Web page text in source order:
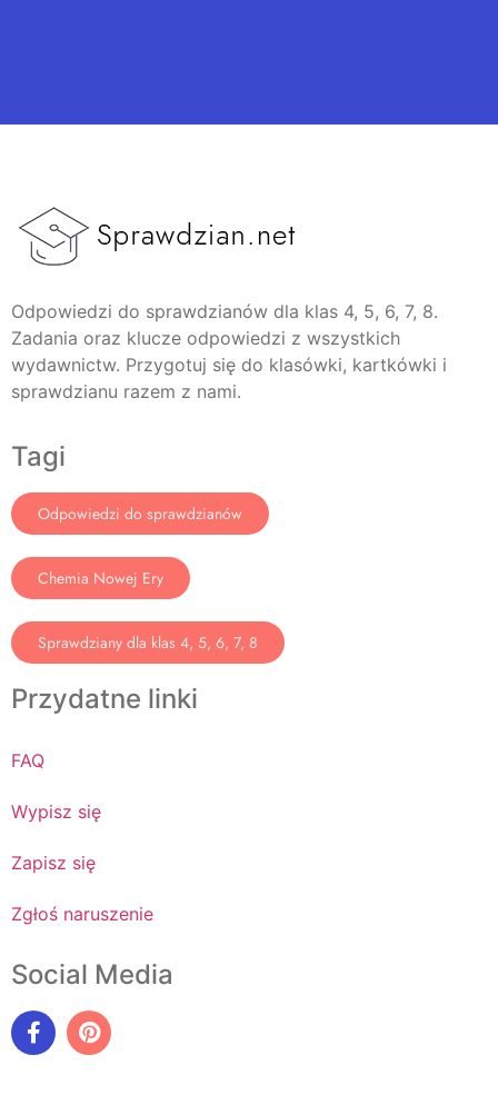
Odpowiedzi do sprawdzianów dla klas 4, 5, 6, 7, 8.
Zadania oraz klucze odpowiedzi z wszystkich
wydawnictw. Przygotuj się do klasówki, kartkówki i
sprawdzianu razem z nami.
Tagi
Odpowiedzi do sprawdzianów
Chemia Nowej Ery
Sprawdziany dla klas 4, 5, 6, 7, 8
Przydatne linki
FAQ
Wypisz się
Zapisz się
Zgłoś naruszenie
Social Media